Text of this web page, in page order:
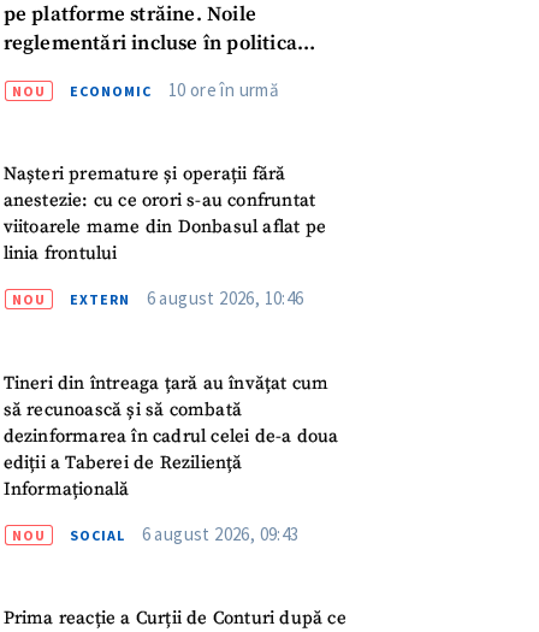
pe platforme străine. Noile
reglementări incluse în politica
NOU ECONOMIC 10 ore în urmă
Nașteri premature și operații fără
anestezie: cu ce orori s-au confruntat
viitoarele mame din Donbasul aflat pe
linia frontului
NOU EXTERN 6 august 2026, 10:46
Tineri din întreaga țară au învățat cum
să recunoască și să combată
dezinformarea în cadrul celei de-a doua
ediții a Taberei de Reziliență
Informațională
NOU SOCIAL 6 august 2026, 09:43
Prima reacție a Curții de Conturi după ce